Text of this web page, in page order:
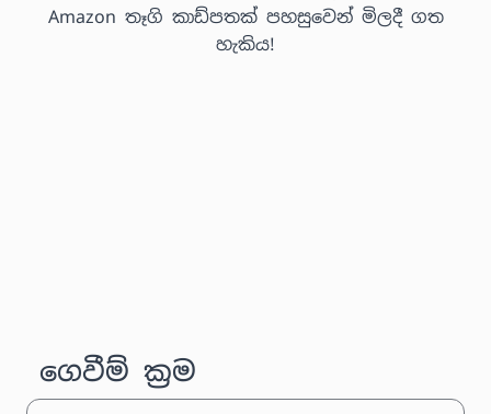
Amazon තෑගි කාඩ්පතක් පහසුවෙන් මිලදී ගත
හැකිය!
ගෙවීම් ක්‍රම